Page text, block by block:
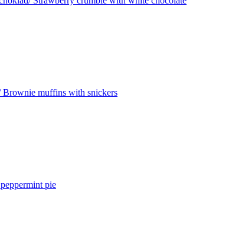
Brownie muffins with snickers
pie